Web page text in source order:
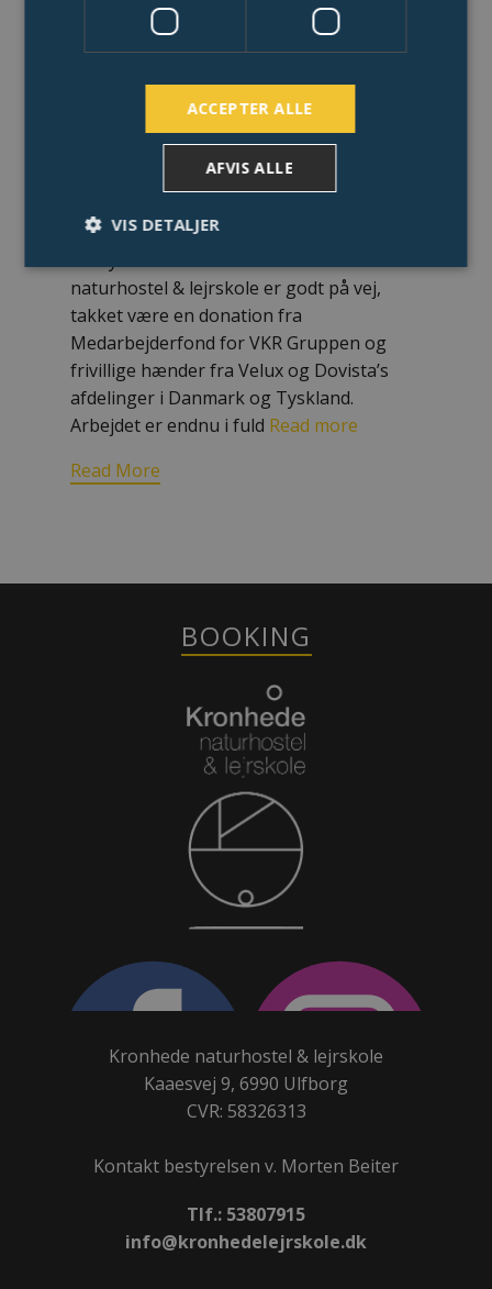
naturhostel & lejrskole er godt på vej,
takket være en donation fra
Medarbejderfond for VKR Gruppen og
frivillige hænder fra Velux og Dovista’s
afdelinger i Danmark og Tyskland.
Arbejdet er endnu i fuld Read more
Read More
BOOKING
Kronhede naturhostel & lejrskole
Kaaesvej 9, 6990 Ulfborg
CVR: 58326313
Kontakt bestyrelsen v. Morten Beiter
Tlf.: 53807915
info@kronhedelejrskole.dk
ACCEPTER ALLE
AFVIS ALLE
VIS DETALJER